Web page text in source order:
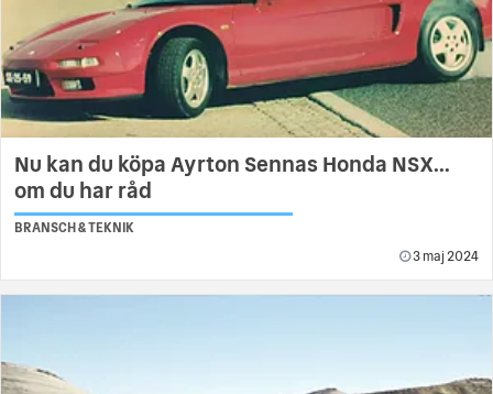
Nu kan du köpa Ayrton Sennas Honda NSX...
om du har råd
BRANSCH & TEKNIK
3 maj 2024